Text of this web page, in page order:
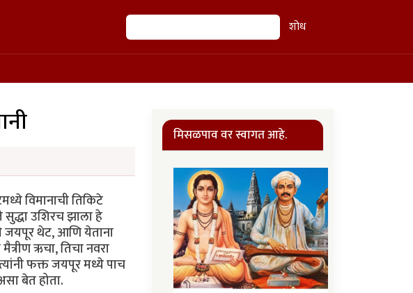
शोध शोध
विमानाची तिकिटे
उशिरच झाला हे
जयपूर थेट, आणि येताना
ऋचा, तिचा नवरा
फक्त जयपूर मध्ये पाच
बेत होता.
मिसळपाव वर स्वागत आहे.